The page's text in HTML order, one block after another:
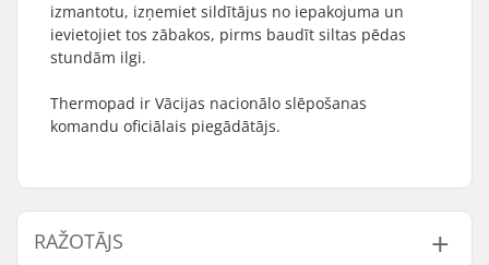
izmantotu, izņemiet sildītājus no iepakojuma un
ievietojiet tos zābakos, pirms baudīt siltas pēdas
stundām ilgi.
Thermopad ir Vācijas nacionālo slēpošanas
komandu oficiālais piegādātājs.
RAŽOTĀJS